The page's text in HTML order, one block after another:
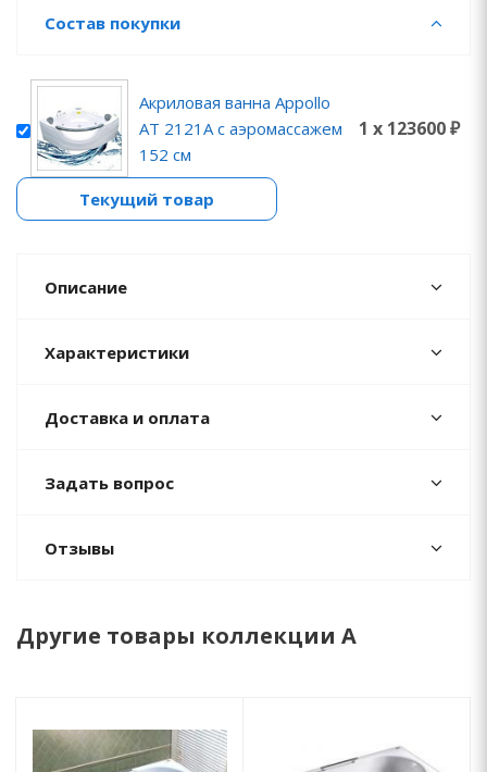
Состав покупки
Акриловая ванна Appollo
AT 2121A с аэромассажем
152 см
1 x 123600 ₽
Текущий товар
Описание
Характеристики
Доставка и оплата
Задать вопрос
Отзывы
Другие товары коллекции A